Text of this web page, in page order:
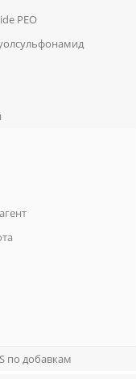
PEO
по добавкам